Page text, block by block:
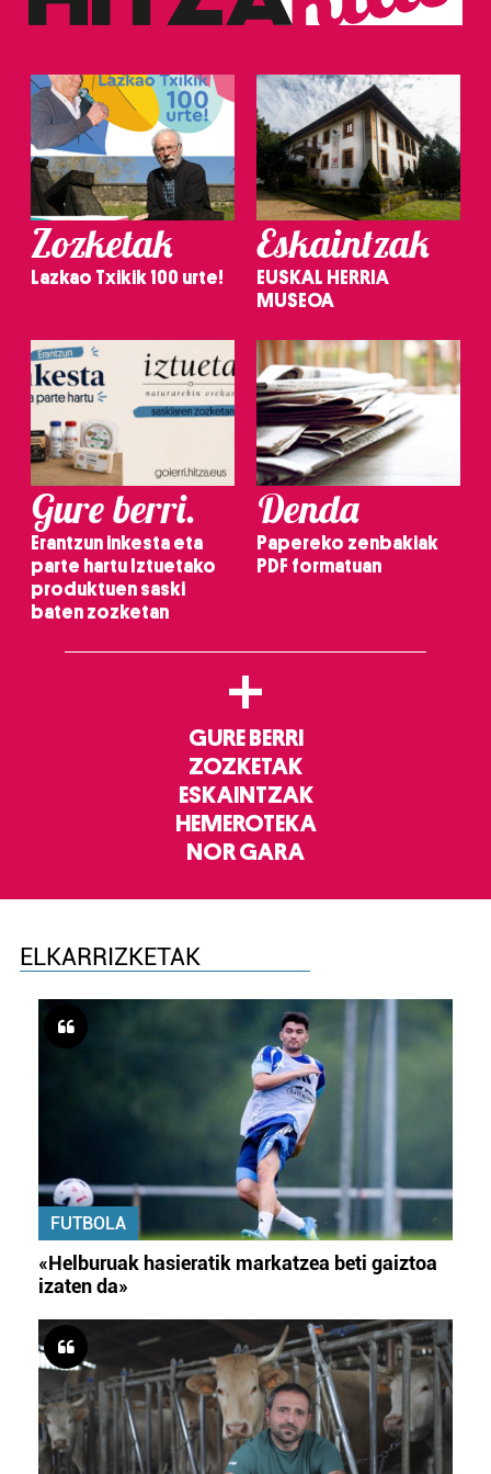
Zozketak
Lazkao Txikik 100 urte!
Eskaintzak
EUSKAL HERRIA
MUSEOA
Gure berri.
Erantzun inkesta eta
parte hartu Iztuetako
produktuen saski
baten zozketan
Denda
Papereko zenbakiak
PDF formatuan
+
GURE BERRI
ZOZKETAK
ESKAINTZAK
HEMEROTEKA
NOR GARA
ELKARRIZKETAK
FUTBOLA
«Helburuak hasieratik markatzea beti gaiztoa
izaten da»